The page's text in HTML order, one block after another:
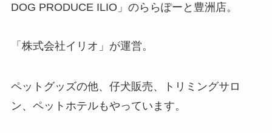
DOG PRODUCE ILIO」のららぽーと豊洲店。
「株式会社イリオ」が運営。
ペットグッズの他、仔犬販売、トリミングサロ
ン、ペットホテルもやっています。